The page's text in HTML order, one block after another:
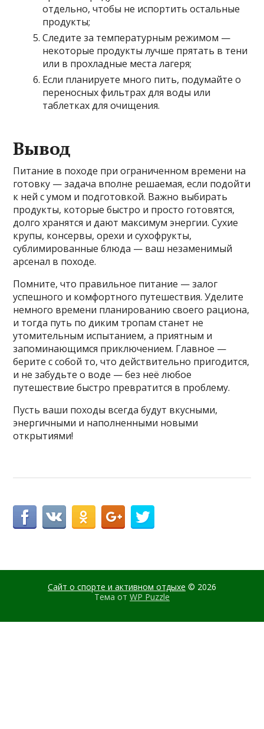
отдельно, чтобы не испортить остальные
продукты;
Следите за температурным режимом —
некоторые продукты лучше прятать в тени
или в прохладные места лагеря;
Если планируете много пить, подумайте о
переносных фильтрах для воды или
таблетках для очищения.
Вывод
Питание в походе при ограниченном времени на
готовку — задача вполне решаемая, если подойти
к ней с умом и подготовкой. Важно выбирать
продукты, которые быстро и просто готовятся,
долго хранятся и дают максимум энергии. Сухие
крупы, консервы, орехи и сухофрукты,
сублимированные блюда — ваш незаменимый
арсенал в походе.
Помните, что правильное питание — залог
успешного и комфортного путешествия. Уделите
немного времени планированию своего рациона,
и тогда путь по диким тропам станет не
утомительным испытанием, а приятным и
запоминающимся приключением. Главное —
берите с собой то, что действительно пригодится,
и не забудьте о воде — без неё любое
путешествие быстро превратится в проблему.
Пусть ваши походы всегда будут вкусными,
энергичными и наполненными новыми
открытиями!
Сайт о спорте и активном отдыхе © 2026
Тема от WP Puzzle